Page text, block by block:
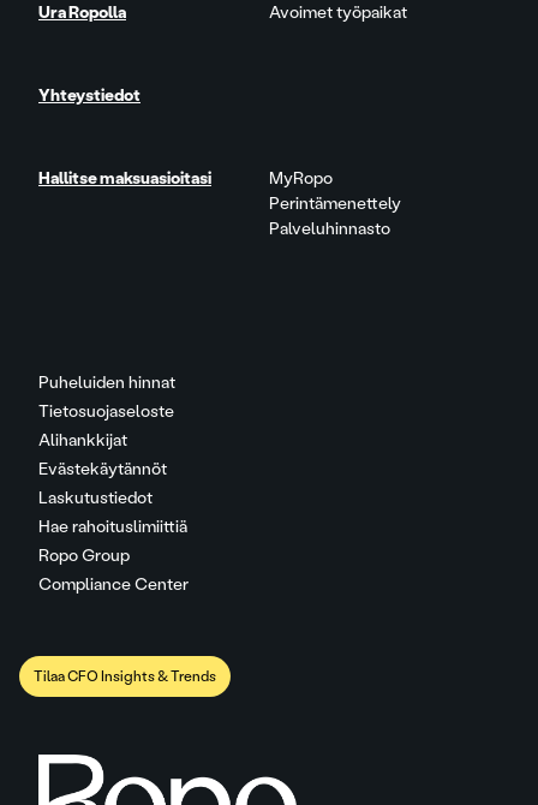
Puheluiden hinnat
Tietosuojaseloste
Alihankkijat
Evästekäytännöt
Laskutustiedot
Hae rahoituslimiittiä
Ropo Group
Compliance Center
Ura Ropolla Avoimet työpaikat
Yhteystiedot
Hallitse maksuasioitasi
MyRopo
Perintämenettely
Palveluhinnasto
Tilaa CFO Insights & Trends